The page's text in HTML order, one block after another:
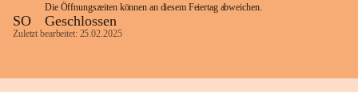
Die Öffnungszeiten können an diesem Feiertag abweichen.
SO Geschlossen
Zuletzt bearbeitet: 25.02.2025